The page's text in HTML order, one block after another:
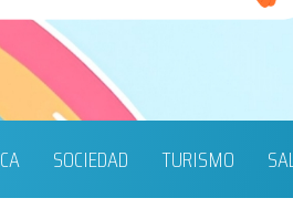
SOCIEDAD TURISMO